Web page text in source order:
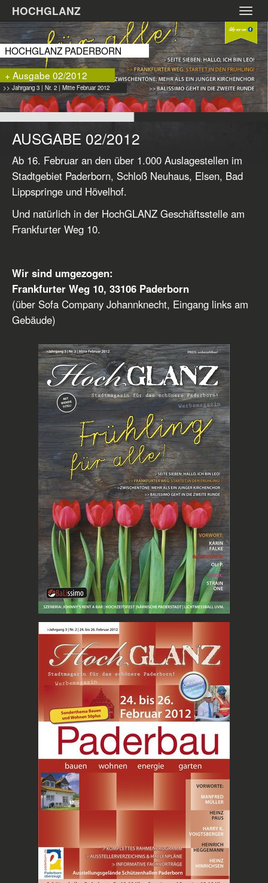
Zum
Hauptinhalt
springen
HOCHGLANZ
HOCHGLANZ PADERBORN
+ Ausgabe 02/2012
>> Jahrgang 3 | Nr. 2 | Mitte Februar 2012
AUSGABE 02/2012
Ab 16. Februar an den über 1.000 Auslagestellen im
Stadtgebiet Paderborn, Schloß Neuhaus, Elsen, Bad
Lippspringe und Hövelhof.
Und natürlich in der HochGLANZ Geschäftsstelle am
Frankfurter Weg 10.
Wir sind umgezogen:
Frankfurter Weg 10, 33106 Paderborn
(über Sofa Company Johannknecht, Eingang links am
Gebäude)